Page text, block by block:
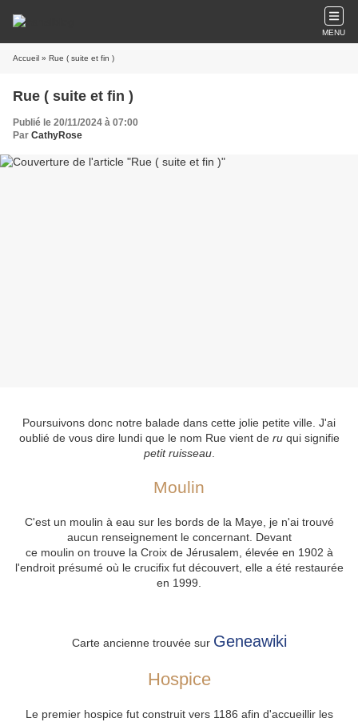
MENU
Accueil » Rue ( suite et fin )
Rue ( suite et fin )
Publié le 20/11/2024 à 07:00
Par CathyRose
Poursuivons donc notre balade dans cette jolie petite ville. J'ai
oublié de vous dire lundi que le nom Rue vient de ruqui signifie
petit ruisseau.
Moulin
C'est un moulin à eau sur les bords de la Maye, je n'ai trouvé
aucun renseignement le concernant. Devant
ce moulin on trouve la Croix de Jérusalem, élevée en 1902 à
l'endroit présumé où le crucifix fut découvert, elle a été restaurée
en 1999.
Carte ancienne trouvée sur Geneawiki
Hospice
Le premier hospice fut construit vers 1186 afin d'accueillir les